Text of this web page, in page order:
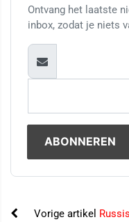
Ontvang het laatste
inbox, zodat je niets
Vorige artikel